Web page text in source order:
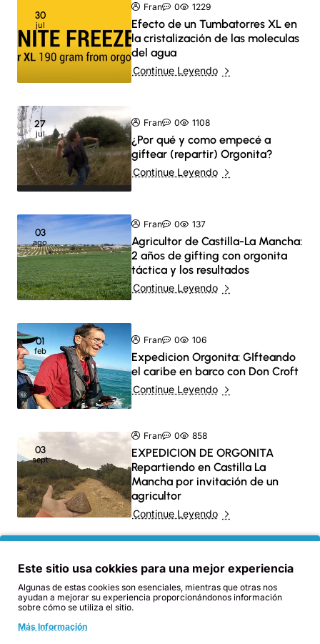
30
jul
Fran 0 1229
Efecto de un Tumbatorres XL en
la cristalización de las moleculas
del agua
Continue Leyendo
27
jul
Fran 0 1108
¿Por qué y como empecé a
giftear (repartir) Orgonita?
Continue Leyendo
03
ago
Fran 0 137
Agricultor de Castilla-La Mancha:
2 años de gifting con orgonita
táctica y los resultados
Continue Leyendo
01
feb
Fran 0 106
Expedicion Orgonita: GIfteando
el caribe en barco con Don Croft
Continue Leyendo
03
sept
Fran 0 858
EXPEDICION DE ORGONITA
Repartiendo en Castilla La
Mancha por invitación de un
agricultor
Continue Leyendo
jul
ORGONITA TACTICA: MAXIMO
BENEFICIO A MENOR COSTE
Continue Leyendo
Este sitio usa cokkies para una mejor experiencia
Algunas de estas cookies son esenciales, mientras que otras nos
ayudan a mejorar su experiencia proporcionándonos información
sobre cómo se utiliza el sitio.
Más Información